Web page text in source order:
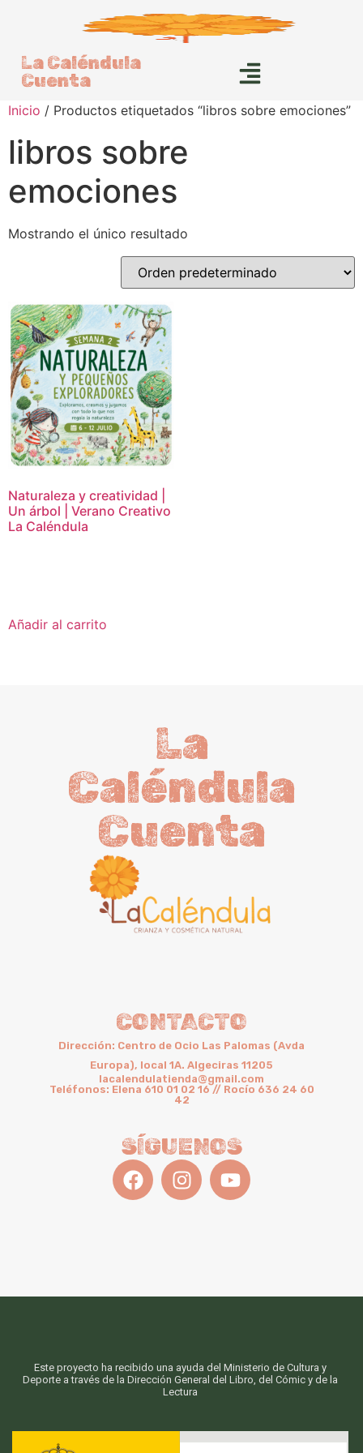
La Caléndula
Cuenta
Inicio / Productos etiquetados “libros sobre emociones”
libros sobre
emociones
Mostrando el único resultado
Naturaleza y creatividad |
Un árbol | Verano Creativo
La Caléndula
Añadir al carrito
La
Caléndula
Cuenta
CONTACTO
Dirección: Centro de Ocio Las Palomas (Avda
Europa), local 1A. Algeciras 11205
lacalendulatienda@gmail.com
Teléfonos: Elena 610 01 02 16 // Rocío 636 24 60
42
SÍGUENOS
Este proyecto ha recibido una ayuda del Ministerio de Cultura y
Deporte a través de la Dirección General del Libro, del Cómic y de la
Lectura